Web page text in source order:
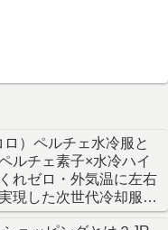
ロ）ペルチェ水冷服と
ルチェ素子×水冷ハイ
れゼロ・外気温に左右
現した次世代冷却服を